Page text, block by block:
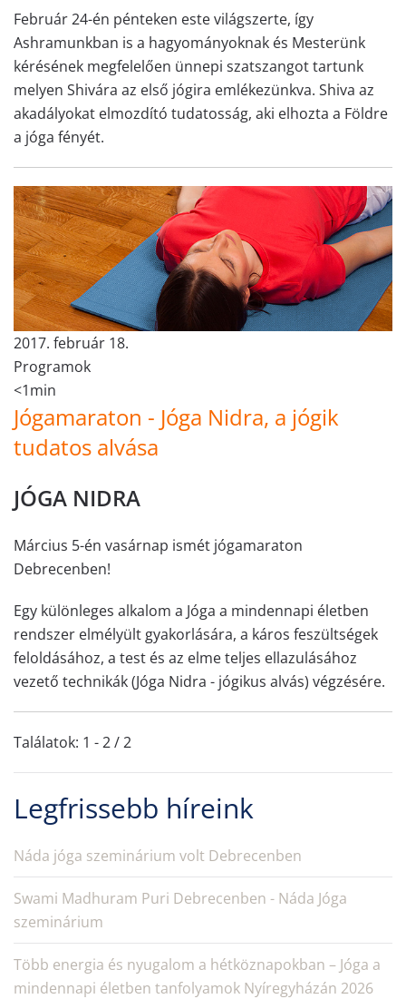
Február 24-én pénteken este világszerte, így
Ashramunkban is a hagyományoknak és Mesterünk
kérésének megfelelően ünnepi szatszangot tartunk
melyen Shivára az első jógira emlékezünkva. Shiva az
akadályokat elmozdító tudatosság, aki elhozta a Földre
a jóga fényét.
2017. február 18.
Programok
<1min
Jógamaraton - Jóga Nidra, a jógik
tudatos alvása
JÓGA NIDRA
Március 5-én vasárnap ismét jógamaraton
Debrecenben!
Egy különleges alkalom a Jóga a mindennapi életben
rendszer elmélyült gyakorlására, a káros feszültségek
feloldásához, a test és az elme teljes ellazulásához
vezető technikák (Jóga Nidra - jógikus alvás) végzésére.
Találatok: 1 - 2 / 2
Legfrissebb híreink
Náda jóga szeminárium volt Debrecenben
Swami Madhuram Puri Debrecenben - Náda Jóga
szeminárium
Több energia és nyugalom a hétköznapokban – Jóga a
mindennapi életben tanfolyamok Nyíregyházán 2026